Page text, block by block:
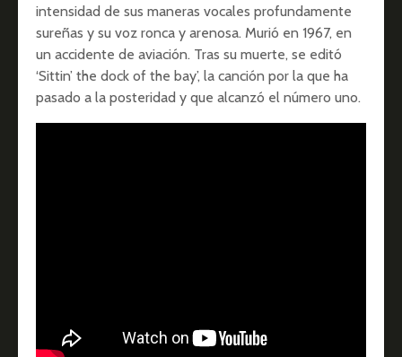
intensidad de sus maneras vocales profundamente
sureñas y su voz ronca y arenosa. Murió en 1967, en
un accidente de aviación. Tras su muerte, se editó
‘Sittin’ the dock of the bay’, la canción por la que ha
pasado a la posteridad y que alcanzó el número uno.